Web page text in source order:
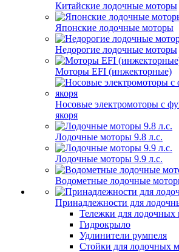
Китайские лодочные моторы
Японские лодочные моторы
Недорогие лодочные моторы
Моторы EFI (инжекторные)
Носовые электромоторы с
якоря
Лодочные моторы 9.8 л.с.
Лодочные моторы 9.9 л.с.
Водометные лодочные
Принадлежности для
Тележки для лодочных
Гидрокрыло
Удлинители румпеля
Стойки для лодочных